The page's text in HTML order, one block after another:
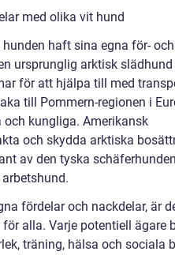
med olika vit hund
haft sina egna för- och
ursprunglig arktisk
för att hjälpa till med
till Pommern-regionen i
kungliga. Amerikansk
och skydda arktiska
av den tyska
fördelar och nackdelar, är
alla. Varje potentiell ägare
träning, hälsa och sociala